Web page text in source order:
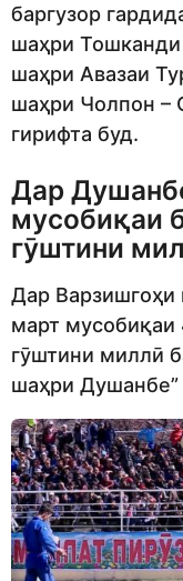
баргузор
шаҳри Тошканди
шаҳри Авазаи
шаҳри Чолпон –
гирифта буд.
Дар
мусобиқаи
гӯштини
Дар Варзишгоҳи
март
гӯштини миллӣ
шаҳри Душанбе”